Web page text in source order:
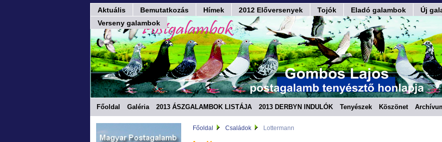
Aktuális Bemutatkozás Hímek 2012 Előversenyek Tojók Eladó galambok Új
Verseny galambok
Főoldal Galéria 2013 ÁSZGALAMBOK LISTÁJA 2013 DERBYN INDULÓK Tenyészek Köszönet
Főoldal Családok Lottermann